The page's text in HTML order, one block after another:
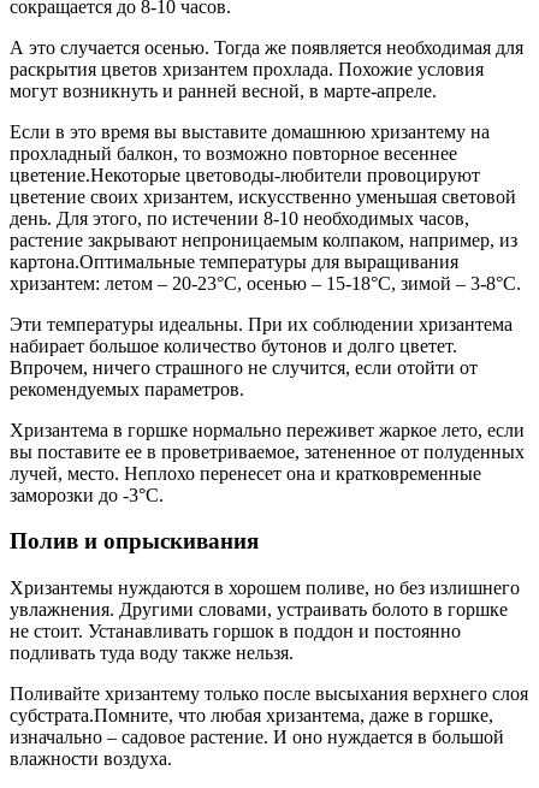
сокращается до 8-10 часов.
А это случается осенью. Тогда же появляется необходимая для
раскрытия цветов хризантем прохлада. Похожие условия
могут возникнуть и ранней весной, в марте-апреле.
Если в это время вы выставите домашнюю хризантему на
прохладный балкон, то возможно повторное весеннее
цветение.Некоторые цветоводы-любители провоцируют
цветение своих хризантем, искусственно уменьшая световой
день. Для этого, по истечении 8-10 необходимых часов,
растение закрывают непроницаемым колпаком, например, из
картона.Оптимальные температуры для выращивания
хризантем: летом – 20-23°C, осенью – 15-18°C, зимой – 3-8°C.
Эти температуры идеальны. При их соблюдении хризантема
набирает большое количество бутонов и долго цветет.
Впрочем, ничего страшного не случится, если отойти от
рекомендуемых параметров.
Хризантема в горшке нормально переживет жаркое лето, если
вы поставите ее в проветриваемое, затененное от полуденных
лучей, место. Неплохо перенесет она и кратковременные
заморозки до -3°C.
Полив и опрыскивания
Хризантемы нуждаются в хорошем поливе, но без излишнего
увлажнения. Другими словами, устраивать болото в горшке
не стоит. Устанавливать горшок в поддон и постоянно
подливать туда воду также нельзя.
Поливайте хризантему только после высыхания верхнего слоя
субстрата.Помните, что любая хризантема, даже в горшке,
изначально – садовое растение. И оно нуждается в большой
влажности воздуха.